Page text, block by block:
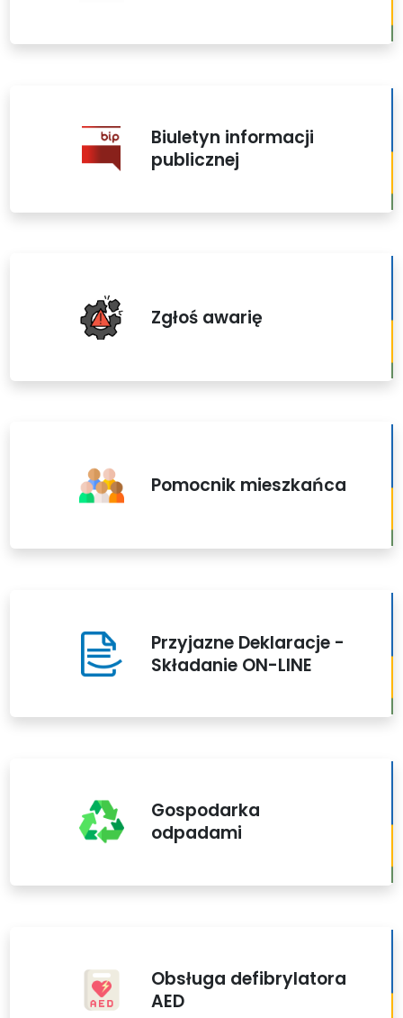
Biuletyn informacji
publicznej
Zgłoś awarię
Pomocnik mieszkańca
Przyjazne Deklaracje -
Składanie ON-LINE
Gospodarka
odpadami
Obsługa defibrylatora
AED